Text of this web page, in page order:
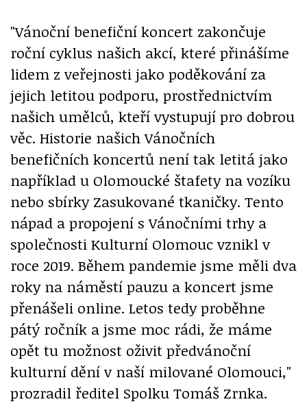
"Vánoční benefiční koncert zakončuje
roční cyklus našich akcí, které přinášíme
lidem z veřejnosti jako poděkování za
jejich letitou podporu, prostřednictvím
našich umělců, kteří vystupují pro dobrou
věc. Historie našich Vánočních
benefičních koncertů není tak letitá jako
například u Olomoucké štafety na vozíku
nebo sbírky Zasukované tkaničky. Tento
nápad a propojení s Vánočními trhy a
společnosti Kulturní Olomouc vznikl v
roce 2019. Během pandemie jsme měli dva
roky na náměstí pauzu a koncert jsme
přenášeli online. Letos tedy proběhne
pátý ročník a jsme moc rádi, že máme
opět tu možnost oživit předvánoční
kulturní dění v naší milované Olomouci,"
prozradil ředitel Spolku Tomáš Zrnka.